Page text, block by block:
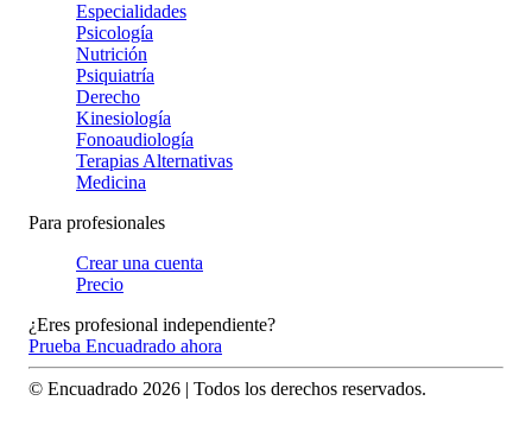
Especialidades
Psicología
Nutrición
Psiquiatría
Derecho
Kinesiología
Fonoaudiología
Terapias Alternativas
Medicina
Para profesionales
Crear una cuenta
Precio
¿Eres profesional independiente?
Prueba Encuadrado ahora
© Encuadrado 2026 | Todos los derechos reservados.